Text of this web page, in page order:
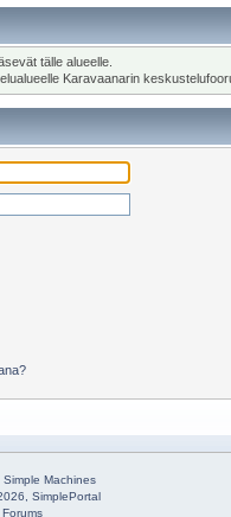
tälle alueelle.
Karavaanarin
Simple Machines
SimplePortal